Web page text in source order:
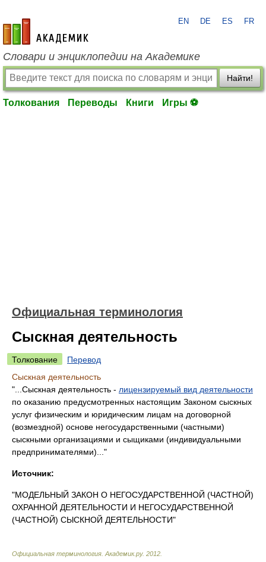
academic.ru
EN DE ES FR
Словари и энциклопедии на Академике
Найти!
Толкования Переводы Книги Игры ⚽
Официальная терминология
Сыскная деятельность
Толкование
Перевод
Сыскная деятельность
"...Сыскная деятельность - лицензируемый вид деятельности
по оказанию предусмотренных настоящим Законом сыскных
услуг физическим и юридическим лицам на договорной
(возмездной) основе негосударственными (частными)
сыскными организациями и сыщиками (индивидуальными
предпринимателями)..."
Источник:
"МОДЕЛЬНЫЙ ЗАКОН О НЕГОСУДАРСТВЕННОЙ (ЧАСТНОЙ)
ОХРАННОЙ ДЕЯТЕЛЬНОСТИ И НЕГОСУДАРСТВЕННОЙ
(ЧАСТНОЙ) СЫСКНОЙ ДЕЯТЕЛЬНОСТИ"
Официальная терминология Академик.ру. 2012